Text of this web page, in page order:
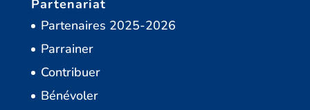
Partenariat
Partenaires 2025-2026
Parrainer
Contribuer
Bénévoler